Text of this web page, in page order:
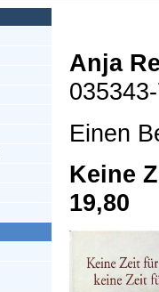
Anja
Einen
Keine
19,80